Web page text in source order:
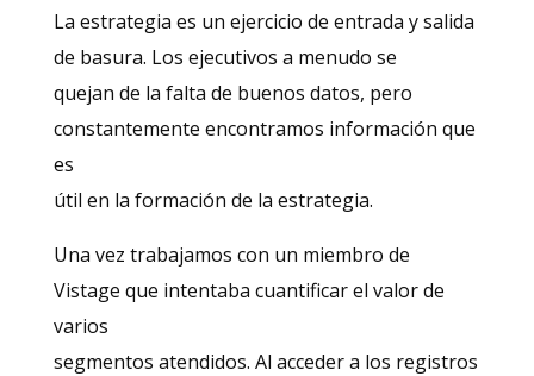
La estrategia es un ejercicio de entrada y salida
de basura. Los ejecutivos a menudo se
quejan de la falta de buenos datos, pero
constantemente encontramos información que
es
útil en la formación de la estrategia.
Una vez trabajamos con un miembro de
Vistage que intentaba cuantificar el valor de
varios
segmentos atendidos. Al acceder a los registros